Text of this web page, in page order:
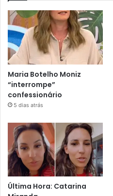
Maria Botelho Moniz
“interrompe”
confessionário
5 dias atrás
Última Hora: Catarina